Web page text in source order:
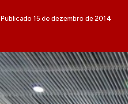
Publicado 15 de dezembro de 2014